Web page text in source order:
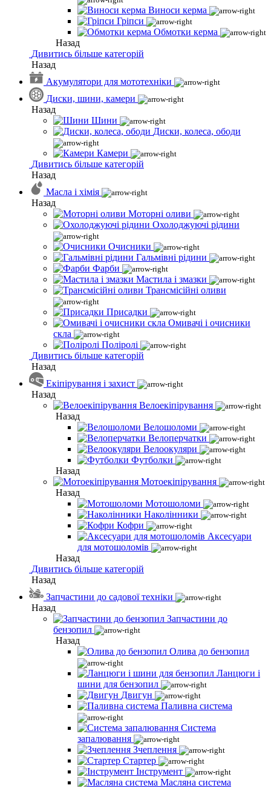
Виноси керма
Гріпси
Обмотки керма
Назад
Дивитись більше категорій
Назад
Акумулятори для мототехніки
Диски, шини, камери
Назад
Шини
Диски, колеса, ободи
Камери
Дивитись більше категорій
Назад
Масла і хімія
Назад
Моторні оливи
Охолоджуючі рідини
Очисники
Гальмівні рідини
Фарби
Мастила і змазки
Трансмісійні оливи
Присадки
Омивачі і очисники
скла
Поліролі
Дивитись більше категорій
Назад
Екіпірування і захист
Назад
Велоекіпірування
Назад
Велошоломи
Велоперчатки
Велоокуляри
Футболки
Назад
Мотоекіпірування
Назад
Мотошоломи
Наколінники
Кофри
Аксесуари
для мотошоломів
Назад
Дивитись більше категорій
Назад
Запчастини до садової техніки
Назад
Запчастини до
бензопил
Назад
Олива до бензопил
Ланцюги і
шини для бензопил
Двигун
Паливна система
Система
запалювання
Зчеплення
Стартер
Інструмент
Масляна система